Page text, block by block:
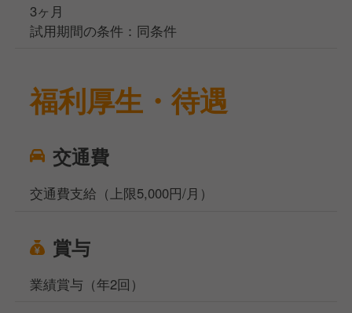
3ヶ月
試用期間の条件：同条件
福利厚生・待遇
交通費
交通費支給（上限5,000円/月）
賞与
業績賞与（年2回）